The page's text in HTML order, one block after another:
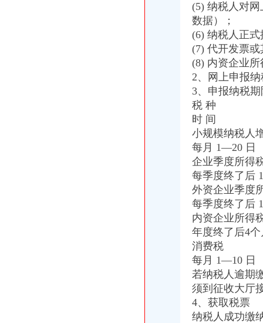
新都0元注册公司,代理记账,公司转让,注销成都工商年检今题网
公司已经在重庆公积金管理中心注册了一个账号了,公司四月份已经
【知识产权管理规范】-贯彻企业知识产权管理管规范认定（励补助
重庆九龙坡商标注册找哪个公司？_第1页_重庆E线广告设计策划_职场
潍坊免费公司注册、潍坊明诚代理记账、潍坊免费公司注册工商代理-
沙坪坝局抓住“五个关键”0元注册公司流程推动重点工作全面开展
江津局“两手抓”一元注册公司流程积构建食品安全监管长效机制
永川局0元注册公司流程化合同帮扶制度支持涉农企业发展
沙坪坝局免费注册公司部分工商所上门验照贴花 促进监管服务两统一
永川局0元注册公司实施四项工程提升工商服务质量有实效
沙坪坝局以四型模范为指针造“四型”0元注册公司领导班子
双桥局重庆0元注册公司采取有效措施认真贯彻十七届三中全会精
巫溪局五步推进“依法行政、文明执法、树立形象”免费注册公司专项教育培训工
忠县局一元注册公司流程乌杨所设立食品咨询投诉点到企业
市重庆免费注册公司局副巡视员高印平到高新区局检查指导工作
(5) 纳税人对
数据）；
(6) 纳税人正
(7) 代开发票
(8) 内资企业
2、网上申报
3、申报纳税期
税 种
时 间
小规模纳税人
每月 1—20 日
企业季度所得
每季度终了后
外资企业季度
每季度终了后
内资企业所得
年度终了后4
消费税
每月 1—10 日
若纳税人逾期
须到征收大厅
4、获取税票
纳税人成功缴